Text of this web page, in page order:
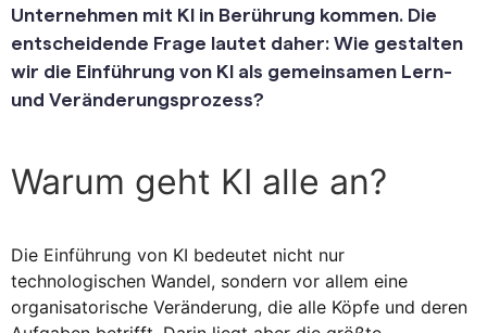
Unternehmen mit KI in Berührung kommen. Die
entscheidende Frage lautet daher: Wie gestalten
wir die Einführung von KI als gemeinsamen Lern-
und Veränderungsprozess?
Warum geht KI alle an?
Die Einführung von KI bedeutet nicht nur
technologischen Wandel, sondern vor allem eine
organisatorische Veränderung, die alle Köpfe und deren